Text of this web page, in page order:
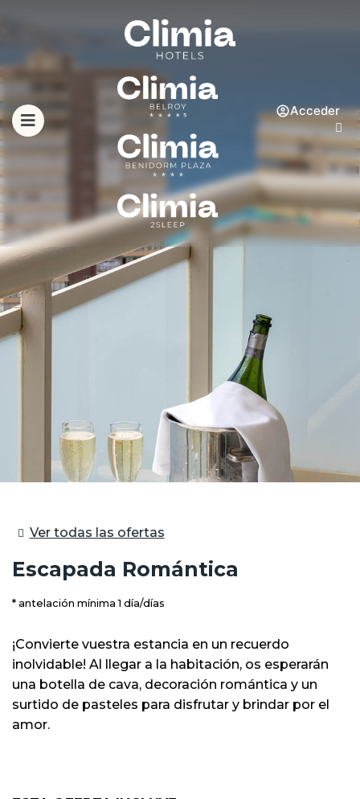
Acceder
Ver todas las ofertas
Escapada Romántica
antelación mínima 1 día/días
¡Convierte vuestra estancia en un recuerdo
inolvidable! Al llegar a la habitación, os esperarán
una botella de cava, decoración romántica y un
surtido de pasteles para disfrutar y brindar por el
amor.